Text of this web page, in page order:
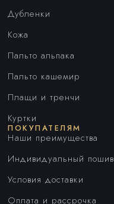
Дубленки
Кожа
Пальто альпака
Пальто кашемир
Плащи и тренчи
Куртки
ПОКУПАТЕЛЯМ
Наши преимущества
Индивидуальный пошив
Условия доставки
Оплата и рассрочка